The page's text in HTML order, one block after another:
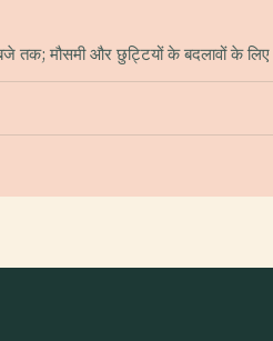
तक; मौसमी और छुट्टियों के बदलावों के लिए